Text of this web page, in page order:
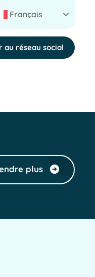
Français
au réseau social
plus